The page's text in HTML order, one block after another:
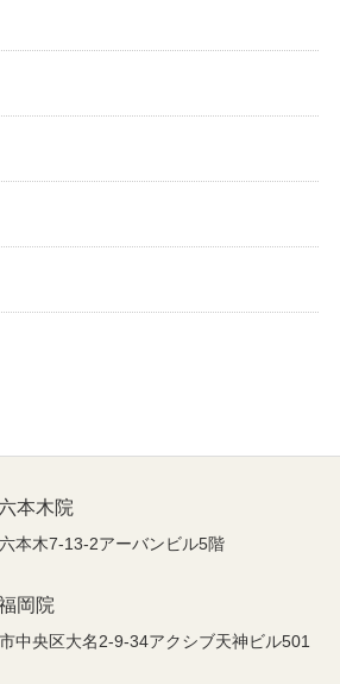
六本木院
本木院
本木7-13-2アーバンビル5階
岡院
中央区大名2-9-34アクシブ天神ビル501